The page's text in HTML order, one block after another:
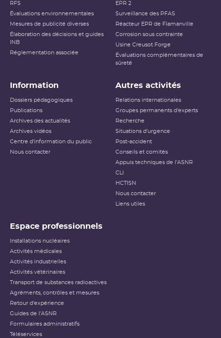
RFS
Évaluations environnementales
Mesures de publicité diverses
Élaboration des décisions et guides
INB
Réglementation associée
EPR 2
Surveillance des PFAS
Réacteur EPR de Flamanville
Corrosion sous contrainte
Usine Creusot Forge
Évaluations complémentaires de
sûreté
Information
Dossiers pédagogiques
Publications
Archives des actualités
Archives vidéos
Centre d'information du public
Nous contacter
Autres activités
Relations internationales
Groupes permanents d'experts
Recherche
Situations d'urgence
Post-accident
Conseils et comités
Appuis techniques de l'ASNR
CLI
HCTISN
Nous contacter
Liens utiles
Espace professionnels
Installations nucléaires
Activités médicales
Activités industrielles
Activités vétérinaires
Transport de substances radioactives
Agréments, contrôles et mesures
Retour d'expérience
Guides de l'ASNR
Formulaires administratifs
Téléservices